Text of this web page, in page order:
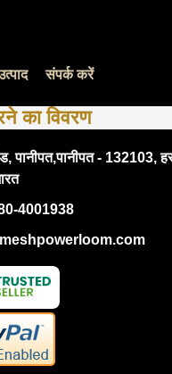
संपर्क करें
का विवरण
पानीपत,पानीपत - 132103,
4001938